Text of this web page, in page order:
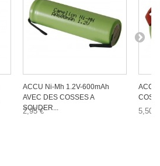
ACCU Ni-Mh 1.2V-600mAh
AVEC DES COSSES A
SOUDER...
2,95 €
ACCU
5,50 €